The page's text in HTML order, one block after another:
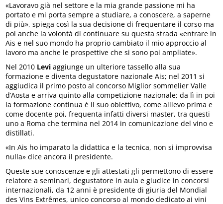
«Lavoravo già nel settore e la mia grande passione mi ha
portato e mi porta sempre a studiare, a conoscere, a saperne
di più», spiega così la sua decisione di frequentare il corso ma
poi anche la volontà di continuare su questa strada «entrare in
Ais e nel suo mondo ha proprio cambiato il mio approccio al
lavoro ma anche le prospettive che si sono poi ampliate».
Nel 2010 Levi aggiunge un ulteriore tassello alla sua
formazione e diventa degustatore nazionale Ais; nel 2011 si
aggiudica il primo posto al concorso Miglior sommelier Valle
d’Aosta e arriva quinto alla competizione nazionale; da lì in poi
la formazione continua è il suo obiettivo, come allievo prima e
come docente poi, frequenta infatti diversi master, tra questi
uno a Roma che termina nel 2014 in comunicazione del vino e
distillati.
«In Ais ho imparato la didattica e la tecnica, non si improvvisa
nulla» dice ancora il presidente.
Queste sue conoscenze e gli attestati gli permettono di essere
relatore a seminari, degustatore in aula e giudice in concorsi
internazionali, da 12 anni è presidente di giuria del Mondial
des Vins Extrêmes, unico concorso al mondo dedicato ai vini